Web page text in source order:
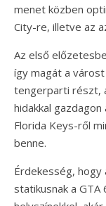
menet közben
City-re, illetve az
Az első
így magát a
tengerparti részt,
hidakkal
Florida Keys-ről
benne.
Érdekesség, hogy
statikusnak a